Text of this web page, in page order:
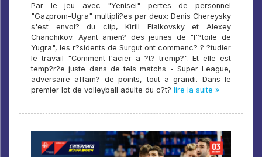
Par le jeu avec "Yenisei" pertes de personnel
"Gazprom-Ugra" multipli?es par deux: Denis Chereysky
s'est envol? du clip, Kirill Fialkovsky et Alexey
Chanchikov. Ayant amen? des jeunes de "l'?toile de
Yugra", les r?sidents de Surgut ont commenc? ? ?tudier
le travail "Comment l'acier a ?t? tremp?". Et elle est
temp?r?e juste dans de tels matchs - Super League,
adversaire affam? de points, tout a grandi. Dans le
premier lot de volleyball adulte du c?t? lire la suite »